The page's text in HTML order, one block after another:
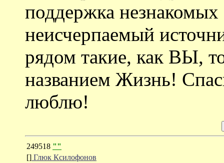
поддержка
неисчерпаемый
рядом такие, как ВЫ,
названием Жизнь!
люблю!
249518 ""
[] Глюк Ксилофонов